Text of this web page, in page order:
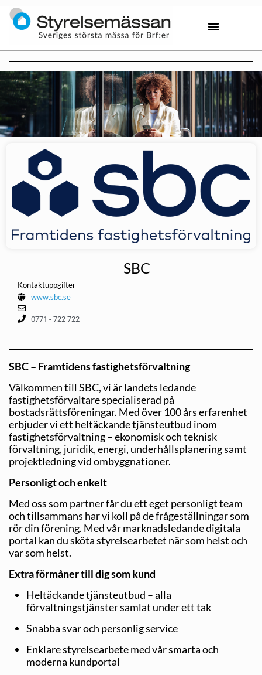
SBC
Kontaktuppgifter
www.sbc.se
0771 - 722 722
SBC – Framtidens fastighetsförvaltning
Välkommen till SBC, vi är landets ledande
fastighetsförvaltare specialiserad på
bostadsrättsföreningar. Med över 100 års erfarenhet
erbjuder vi ett heltäckande tjänsteutbud inom
fastighetsförvaltning – ekonomisk och teknisk
förvaltning, juridik, energi, underhållsplanering samt
projektledning vid ombyggnationer.
Personligt och enkelt
Med oss som partner får du ett eget personligt team
och tillsammans har vi koll på de frågeställningar som
rör din förening. Med vår marknadsledande digitala
portal kan du sköta styrelsearbetet när som helst och
var som helst.
Extra förmåner till dig som kund
Heltäckande tjänsteutbud – alla
förvaltningstjänster samlat under ett tak
Snabba svar och personlig service
Enklare styrelsearbete med vår smarta och
moderna kundportal